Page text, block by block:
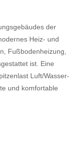
der
Heiz- und
Fußbodenheizung,
ist. Eine
Luft/Wasser-
und komfortable